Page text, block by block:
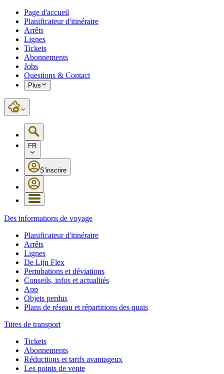
Page d'accueil
Planificateur d'itinéraire
Arrêts
Lignes
Tickets
Abonnements
Jobs
Questions & Contact
Plus
FR
S'inscrire
Des informations de voyage
Planificateur d'itinéraire
Arrêts
Lignes
De Lijn Flex
Pertubations et déviations
Conseils, infos et actualités
App
Objets perdus
Plans de réseau et répartitions des quais
Titres de transport
Tickets
Abonnements
Réductions et tarifs avantageux
Les points de vente